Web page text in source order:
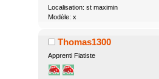
Localisation: st maximin
Modèle: x
Thomas1300
Apprenti Fiatiste